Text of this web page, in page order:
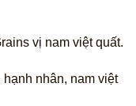
₫.
vị nam việt quất.
nhân, nam việt